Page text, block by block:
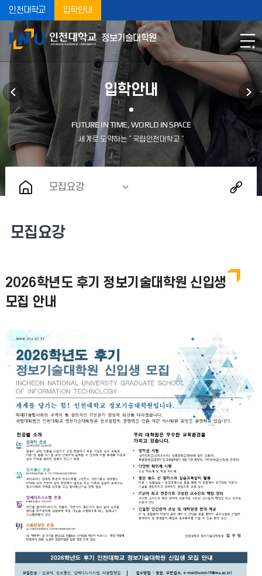
인천대학교 입학안내
정보기술대학원
입학안내
모집요강
모집요강
2026학년도 후기 정보기술대학원 신입생
모집 안내